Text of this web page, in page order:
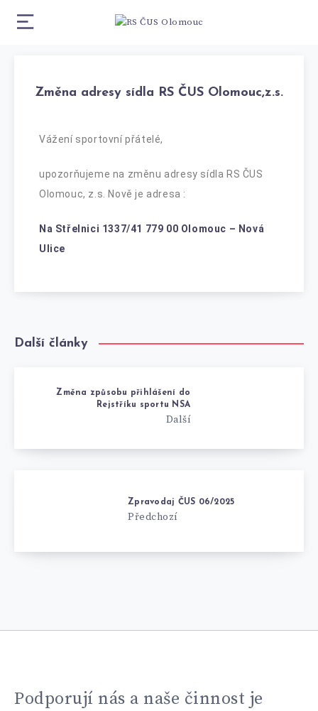
Změna adresy sídla RS ČUS Olomouc,z.s.
Vážení sportovní přátelé,
upozorňujeme na změnu adresy sídla RS ČUS
Olomouc, z.s. Nově je adresa :
Na Střelnici 1337/41 779 00 Olomouc – Nová
Ulice
Další články
Změna způsobu přihlášení do
Rejstříku sportu NSA
Další
Zpravodaj ČUS 06/2025
Předchozí
Podporují nás a naše činnost je